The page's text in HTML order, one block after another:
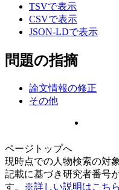
TSVで表示
CSVで表示
JSON-LDで表示
問題の指摘
論文情報の修正
その他
ページトップへ
現時点での人物検索の対
記載に基づき研究者番号
す。
※詳しい説明はこちら